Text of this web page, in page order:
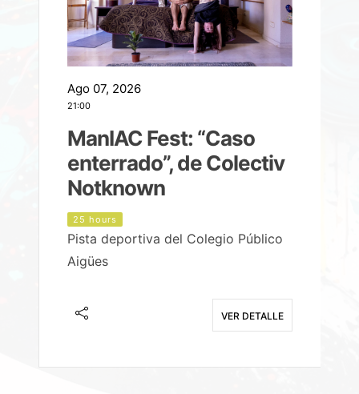
Ago 07, 2026
21:00
ManIAC Fest: “Caso
enterrado”, de Colectiv
Notknown
25 hours
Pista deportiva del Colegio Público
Aigües
VER DETALLE